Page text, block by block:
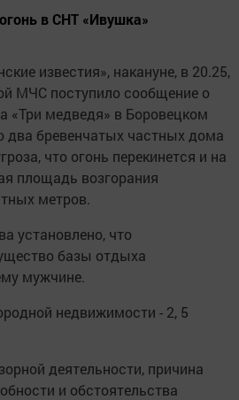
в СНТ «Ивушка»
известия», накануне, в 20.25,
МЧС поступило сообщение о
«Три медведя» в Боровецком
два бревенчатых частных дома
что огонь перекинется и на
площадь возгорания
метров.
установлено, что
базы отдыха
мужчине.
недвижимости - 2, 5
деятельности, причина
и обстоятельства